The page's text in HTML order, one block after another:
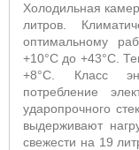
Холодильная
литров.
оптимальному
+10°С до +43°С.
+8°С. Класс
потребление
ударопрочного
выдерживают
свежести на 19